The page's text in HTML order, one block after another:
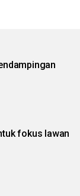
fokus lawan